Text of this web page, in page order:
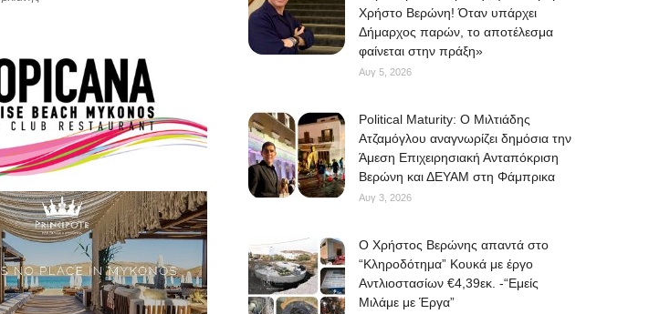
Χρήστο Βερώνη! Όταν υπάρχει
Δήμαρχος παρών, το αποτέλεσμα
φαίνεται στην πράξη»
Αυγ 5, 2026
Political Maturity: Ο Μιλτιάδης
Ατζαμόγλου αναγνωρίζει δημόσια την
Άμεση Επιχειρησιακή Ανταπόκριση
Βερώνη και ΔΕΥΑΜ στη Φάμπρικα
Αυγ 3, 2026
O Χρήστος Βερώνης απαντά στο
“Κληροδότημα” Κουκά με έργο
Αντλιοστασίων €4,39εκ. -“Εμείς
Μιλάμε με Έργα”